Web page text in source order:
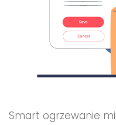
Smart ogrzewanie